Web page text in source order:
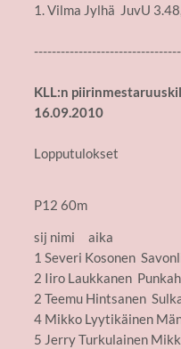
1. Vilma Jylhä JuvU
KLL:n
16.09.2010
Lopputulokset
P12 60m
sij nimi aika
1 Severi Kosonen
2 Iiro Laukkanen
2 Teemu Hintsanen
4 Mikko Lyytikäinen
5 Jerry Turkulainen